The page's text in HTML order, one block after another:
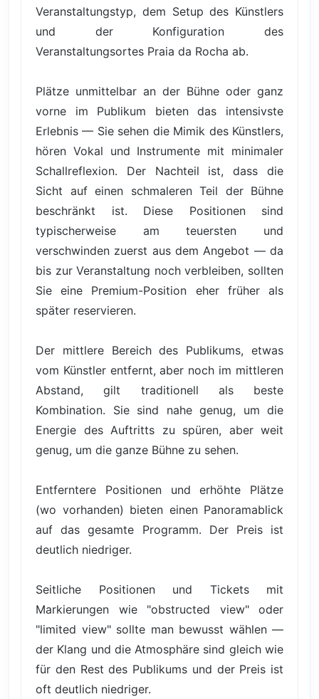
Veranstaltungstyp, dem Setup des Künstlers
und der Konfiguration des
Veranstaltungsortes Praia da Rocha ab.
Plätze unmittelbar an der Bühne oder ganz
vorne im Publikum bieten das intensivste
Erlebnis — Sie sehen die Mimik des Künstlers,
hören Vokal und Instrumente mit minimaler
Schallreflexion. Der Nachteil ist, dass die
Sicht auf einen schmaleren Teil der Bühne
beschränkt ist. Diese Positionen sind
typischerweise am teuersten und
verschwinden zuerst aus dem Angebot — da
bis zur Veranstaltung noch verbleiben, sollten
Sie eine Premium-Position eher früher als
später reservieren.
Der mittlere Bereich des Publikums, etwas
vom Künstler entfernt, aber noch im mittleren
Abstand, gilt traditionell als beste
Kombination. Sie sind nahe genug, um die
Energie des Auftritts zu spüren, aber weit
genug, um die ganze Bühne zu sehen.
Entferntere Positionen und erhöhte Plätze
(wo vorhanden) bieten einen Panoramablick
auf das gesamte Programm. Der Preis ist
deutlich niedriger.
Seitliche Positionen und Tickets mit
Markierungen wie "obstructed view" oder
"limited view" sollte man bewusst wählen —
der Klang und die Atmosphäre sind gleich wie
für den Rest des Publikums und der Preis ist
oft deutlich niedriger.